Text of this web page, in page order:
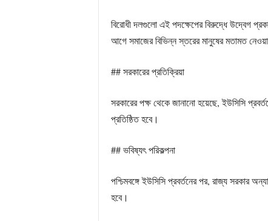
বিরোধী দলগুলো এই পদক্ষেপের বিরুদ্ধে উদ্বেগ
আগে সমাজের বিভিন্ন স্তরের মানুষের মতামত
## সরকারের প্রতিক্রিয়া
সরকারের পক্ষ থেকে জানানো হয়েছে, ইউসিসি
প্রতিষ্ঠিত হবে।
## ভবিষ্যৎ পরিকল্পনা
পশ্চিমবঙ্গে ইউসিসি প্রবর্তনের পর, রাজ্য সরকার
হবে।